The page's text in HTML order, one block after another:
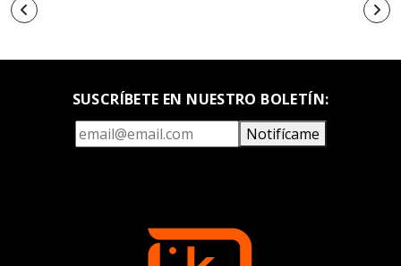
SUSCRÍBETE EN NUESTRO BOLETÍN:
Notifícame